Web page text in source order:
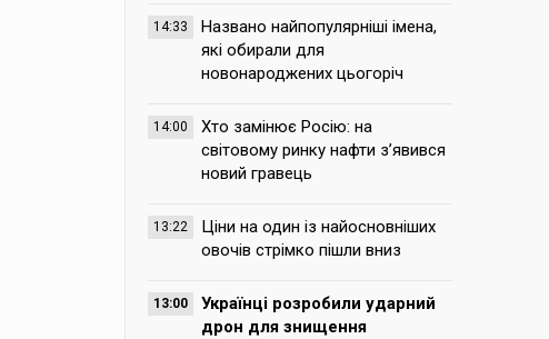
14:33
Названо найпопулярніші імена,
які обирали для
новонароджених цьогоріч
14:00
Хто замінює Росію: на
світовому ринку нафти з’явився
новий гравець
13:22
Ціни на один із найосновніших
овочів стрімко пішли вниз
13:00
Українці розробили ударний
дрон для знищення